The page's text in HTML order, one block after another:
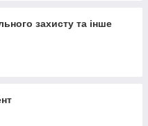
захисту та інше